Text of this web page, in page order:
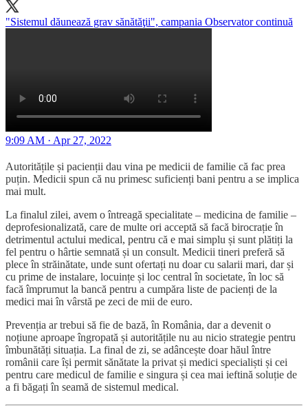
"Sistemul dăunează grav sănătăţii", campania Observator continuă
9:09 AM · Apr 27, 2022
Autoritățile și pacienții dau vina pe medicii de familie că fac prea
puțin. Medicii spun că nu primesc suficienți bani pentru a se implica
mai mult.
La finalul zilei, avem o întreagă specialitate – medicina de familie –
deprofesionalizată, care de multe ori acceptă să facă birocrație în
detrimentul actului medical, pentru că e mai simplu și sunt plătiți la
fel pentru o hârtie semnată și un consult. Medicii tineri preferă să
plece în străinătate, unde sunt ofertați nu doar cu salarii mari, dar și
cu prime de instalare, locuințe și loc central în societate, în loc să
facă împrumut la bancă pentru a cumpăra liste de pacienți de la
medici mai în vârstă pe zeci de mii de euro.
Prevenția ar trebui să fie de bază, în România, dar a devenit o
noțiune aproape îngropată și autoritățile nu au nicio strategie pentru
îmbunătăți situația. La final de zi, se adâncește doar hăul între
românii care își permit sănătate la privat și medici specialiști și cei
pentru care medicul de familie e singura și cea mai ieftină soluție de
a fi băgați în seamă de sistemul medical.